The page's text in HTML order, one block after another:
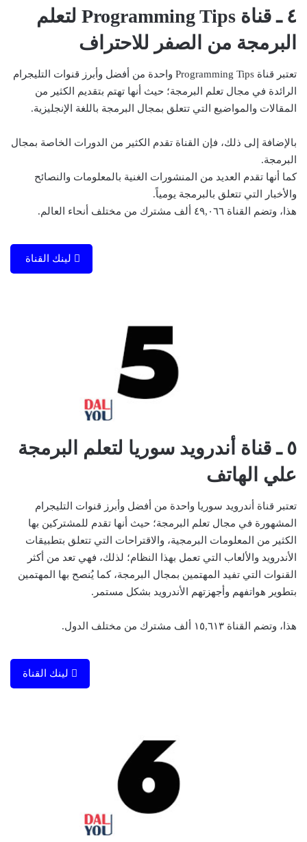
٤ ـ قناة Programming Tips لتعلم
البرمجة من الصفر للاحتراف
تعتبر قناة Programming Tips واحدة من أفضل وأبرز قنوات التليجرام
الرائدة في مجال تعلم البرمجة؛ حيث أنها تهتم بتقديم الكثير من
المقالات والمواضيع التي تتعلق بمجال البرمجة باللغة الإنجليزية.
بالإضافة إلى ذلك، فإن القناة تقدم الكثير من الدورات الخاصة بمجال
البرمجة.
كما أنها تقدم العديد من المنشورات الغنية بالمعلومات والنصائح
والأخبار التي تتعلق بالبرمجة يومياً.
هذا، وتضم القناة ٤٩,٠٦٦ ألف مشترك من مختلف أنحاء العالم.
لينك القناة
٥ ـ قناة أندرويد سوريا لتعلم البرمجة
علي الهاتف
تعتبر قناة أندرويد سوريا واحدة من أفضل وأبرز قنوات التليجرام
المشهورة في مجال تعلم البرمجة؛ حيث أنها تقدم للمشتركين بها
الكثير من المعلومات البرمجية، والاقتراحات التي تتعلق بتطبيقات
الأندرويد والألعاب التي تعمل بهذا النظام؛ لذلك، فهي تعد من أكثر
القنوات التي تفيد المهتمين بمجال البرمجة، كما يُنصح بها المهتمين
بتطوير هواتفهم وأجهزتهم الأندرويد بشكل مستمر.
هذا، وتضم القناة ١٥,٦١٣ ألف مشترك من مختلف الدول.
لينك القناة